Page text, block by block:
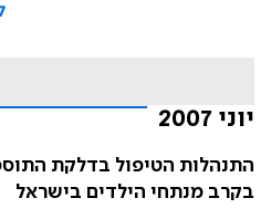
יוני 2007
התנהלות הטיפול בדלקת
בקרב מנתחי הילדים בישראל